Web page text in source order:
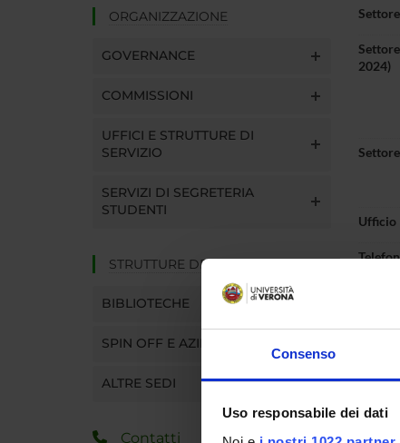
Consenso
Uso responsabile dei dati
ORGANIZZAZIONE
GOVERNANCE
COMMISSIONI
UFFICI E STRUTTURE DI
SERVIZIO
SERVIZI DI SEGRETERIA
STUDENTI
STRUTTURE DEL DIPARTIMENTO
BIBLIOTECHE
SPIN OFF E AZIENDE
ALTRE SEDI
Contatti
2024)
Ufficio